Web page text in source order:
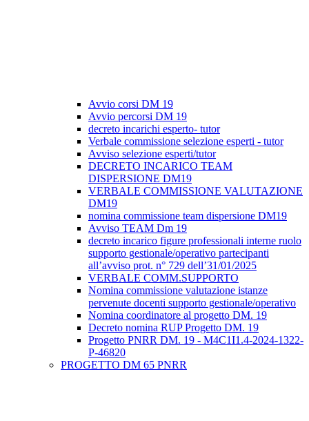
Avvio corsi DM 19
Avvio percorsi DM 19
decreto incarichi esperto- tutor
Verbale commissione selezione esperti - tutor
Avviso selezione esperti/tutor
DECRETO INCARICO TEAM
DISPERSIONE DM19
VERBALE COMMISSIONE VALUTAZIONE
DM19
nomina commissione team dispersione DM19
Avviso TEAM Dm 19
decreto incarico figure professionali interne ruolo
supporto gestionale/operativo partecipanti
all’avviso prot. n° 729 dell’31/01/2025
VERBALE COMM.SUPPORTO
Nomina commissione valutazione istanze
pervenute docenti supporto gestionale/operativo
Nomina coordinatore al progetto DM. 19
Decreto nomina RUP Progetto DM. 19
Progetto PNRR DM. 19 - M4C1I1.4-2024-1322-
P-46820
PROGETTO DM 65 PNRR